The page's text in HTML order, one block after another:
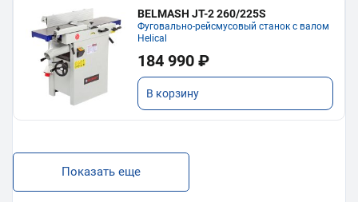
BELMASH JT-2 260/225S
Фуговально-рейсмусовый станок с валом
Helical
184 990 ₽
В корзину
Показать еще